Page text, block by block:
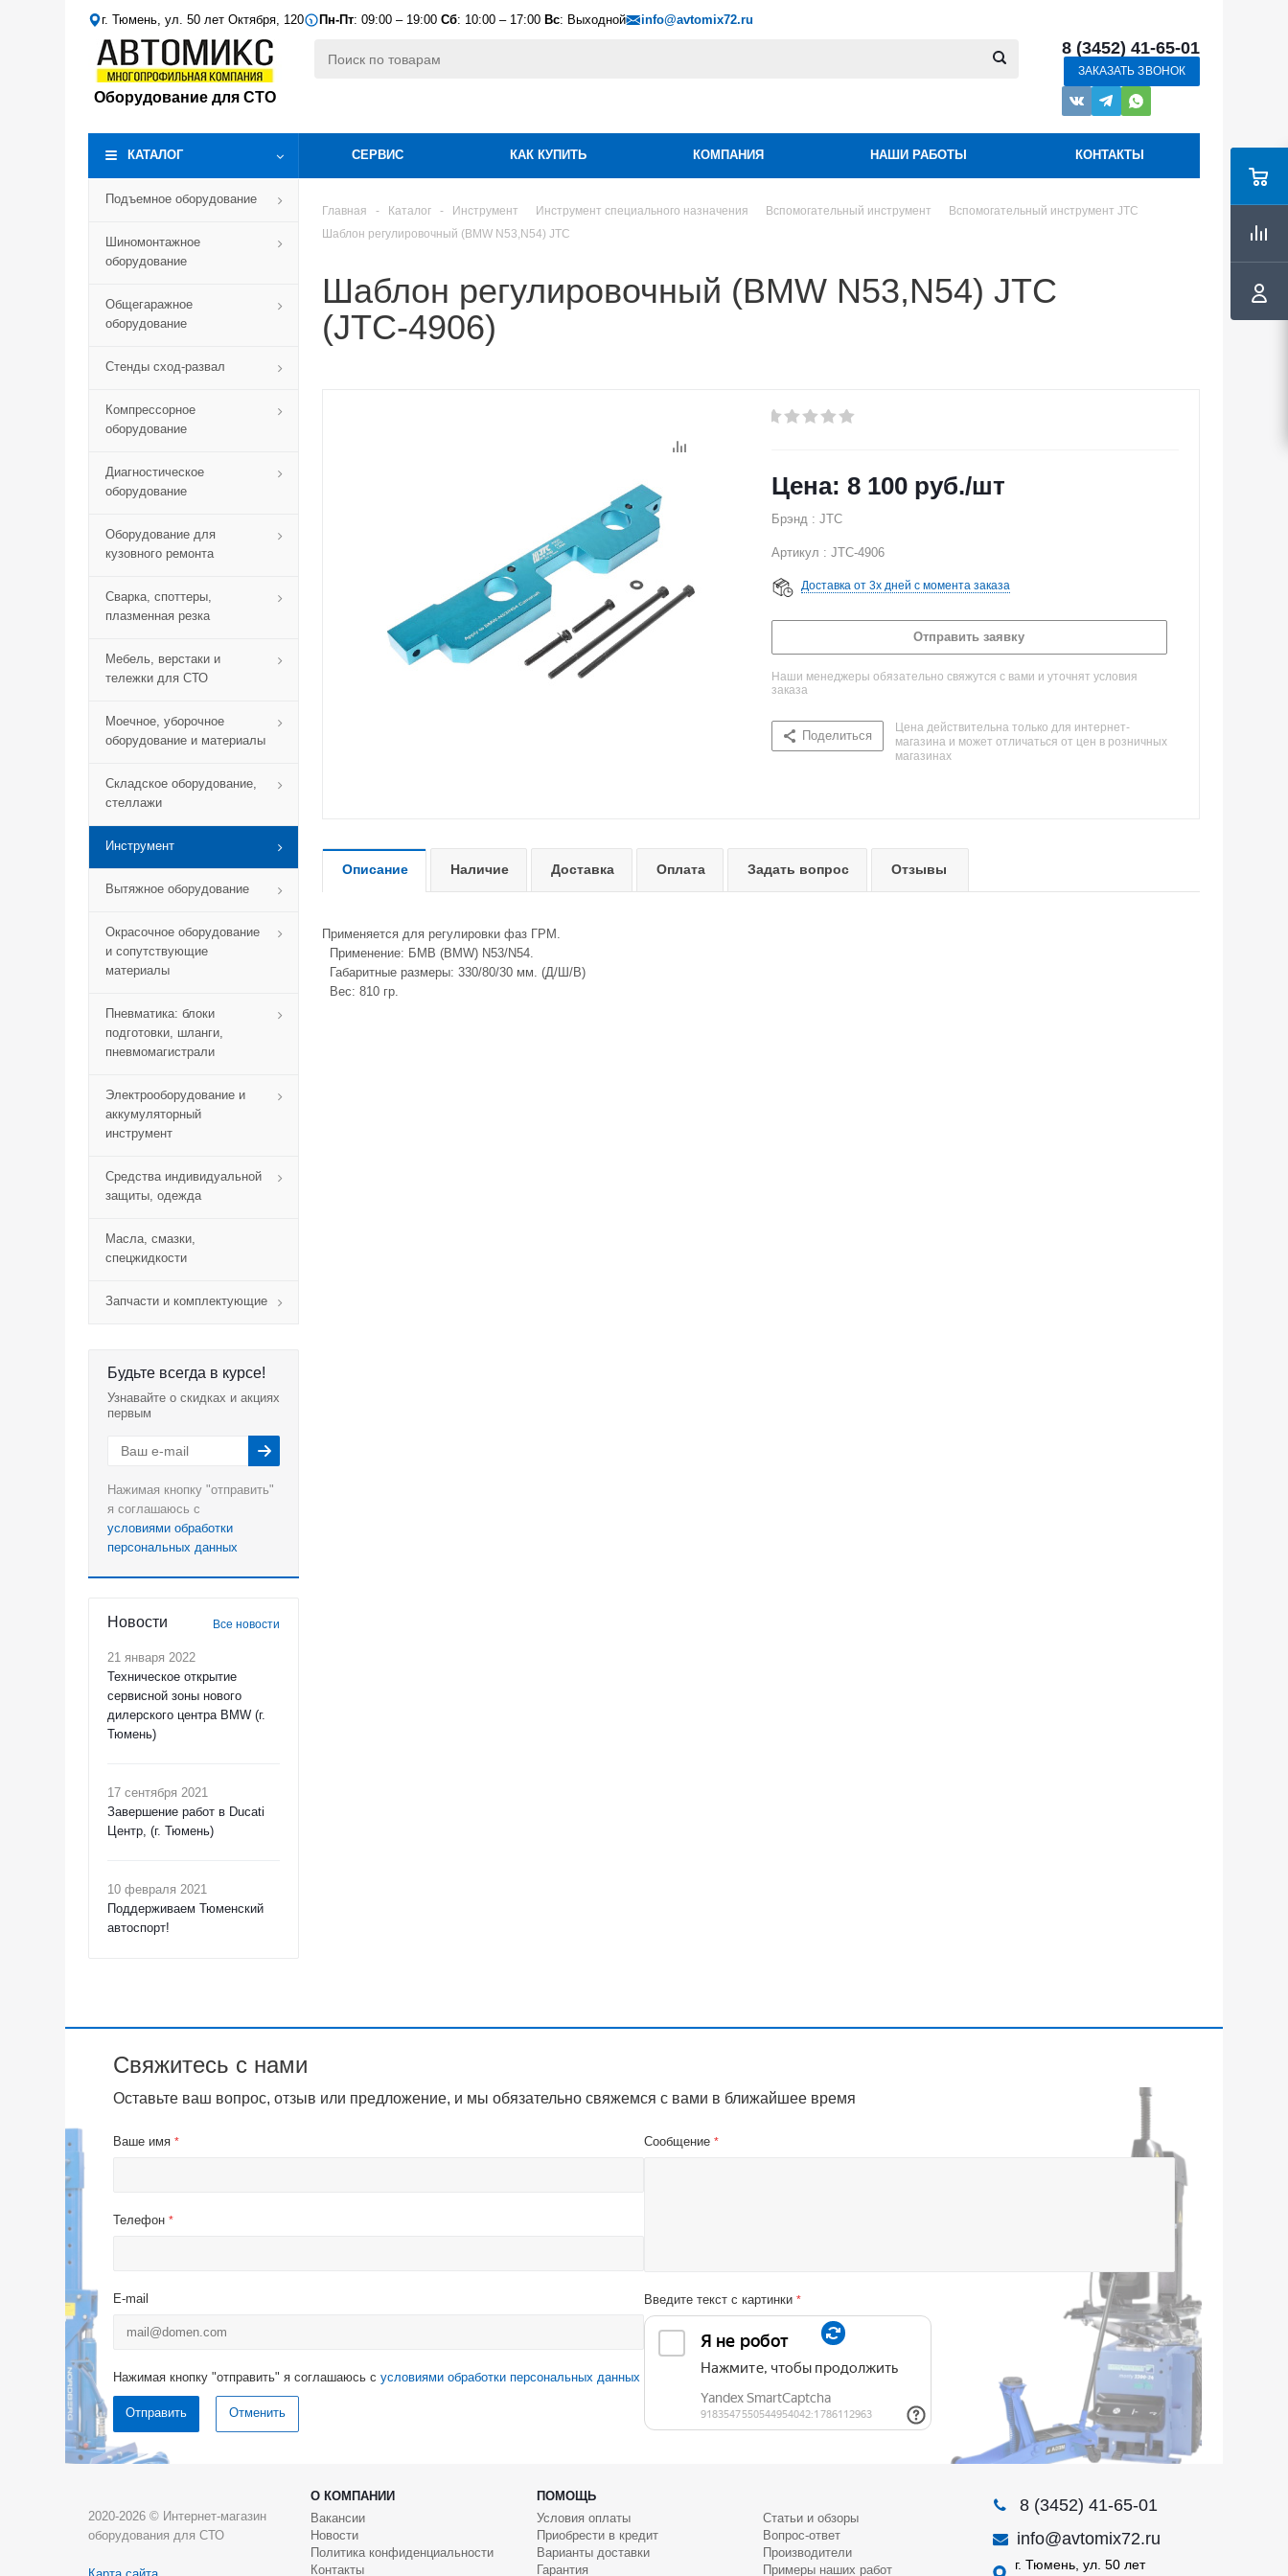
г. Тюмень, ул. 50 лет Октября, 120 Пн-Пт: 09:00 – 19:00 Сб: 10:00 – 17:00 Вс: Выходной info@avtomix72.ru
Оборудование для СТО
8 (3452) 41-65-01
ЗАКАЗАТЬ ЗВОНОК
КАТАЛОГ СЕРВИС КАК КУПИТЬ КОМПАНИЯ НАШИ РАБОТЫ КОНТАКТЫ
Подъемное оборудование
Шиномонтажное
оборудование
Общегаражное
оборудование
Стенды сход-развал
Компрессорное
оборудование
Диагностическое
оборудование
Оборудование для
кузовного ремонта
Сварка, споттеры,
плазменная резка
Мебель, верстаки и
тележки для СТО
Моечное, уборочное
оборудование и материалы
Складское оборудование,
стеллажи
Инструмент
Вытяжное оборудование
Окрасочное оборудование
и сопутствующие
материалы
Пневматика: блоки
подготовки, шланги,
пневмомагистрали
Электрооборудование и
аккумуляторный
инструмент
Средства индивидуальной
защиты, одежда
Масла, смазки,
спецжидкости
Запчасти и комплектующие
Будьте всегда в курсе!
Узнавайте о скидках и акциях
первым
Нажимая кнопку "отправить"
я соглашаюсь с
условиями обработки
персональных данных
Новости Все новости
21 января 2022
Техническое открытие
сервисной зоны нового
дилерского центра BMW (г.
Тюмень)
17 сентября 2021
Завершение работ в Ducati
Центр, (г. Тюмень)
10 февраля 2021
Поддерживаем Тюменский
автоспорт!
Главная - Каталог - Инструмент Инструмент специального назначения Вспомогательный инструмент
Вспомогательный инструмент JTC
Шаблон регулировочный (BMW N53,N54) JTC
Шаблон регулировочный (BMW N53,N54) JTC
(JTC-4906)
8 100 руб./шт
Брэнд : JTC
Артикул : JTC-4906
Доставка от 3х дней с момента заказа
Отправить заявку
Наши менеджеры обязательно свяжутся с вами и уточнят условия
заказа
Поделиться
Цена действительна только для интернет-
магазина и может отличаться от цен в розничных
магазинах
Описание Наличие Доставка Оплата Задать вопрос Отзывы
Применяется для регулировки фаз ГРМ.
Применение: БМВ (BMW) N53/N54.
Габаритные размеры: 330/80/30 мм. (Д/Ш/В)
Вес: 810 гр.
Свяжитесь с нами
Оставьте ваш вопрос, отзыв или предложение, и мы обязательно свяжемся с вами в ближайшее время
Ваше имя *
Телефон *
E-mail
Сообщение *
Введите текст с картинки *
Нажимая кнопку "отправить" я соглашаюсь с условиями обработки персональных данных
Отменить
2020-2026 © Интернет-магазин
оборудования для СТО
О КОМПАНИИ
ПОМОЩЬ
Вакансии
Новости
Политика конфиденциальности
Контакты
Условия оплаты
Приобрести в кредит
Варианты доставки
Гарантия
Статьи и обзоры
Вопрос-ответ
Производители
Примеры наших работ
8 (3452) 41-65-01
info@avtomix72.ru
г. Тюмень, ул. 50 лет